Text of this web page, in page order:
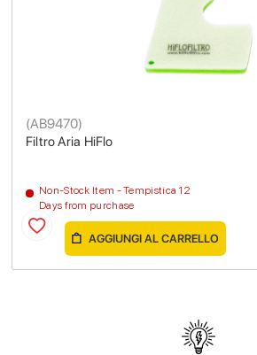
Filtro Aria HiFlo
(AB9470)
Non-Stock Item - Tempistica 12
Days from purchase
AGGIUNGI AL CARRELLO